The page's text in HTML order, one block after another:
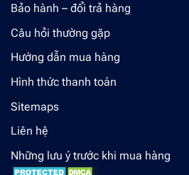
Bảo hành – đổi trả hàng
Câu hỏi thường gặp
Hướng dẫn mua hàng
Hình thức thanh toán
Sitemaps
Liên hệ
Những lưu ý trước khi mua hàng